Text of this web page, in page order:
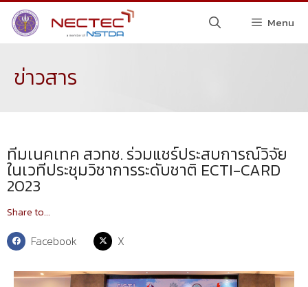
Menu
ข่าวสาร
ทีมเนคเทค สวทช. ร่วมแชร์ประสบการณ์วิจัย
ในเวทีประชุมวิชาการระดับชาติ ECTI-CARD
2023
Share to...
Facebook X